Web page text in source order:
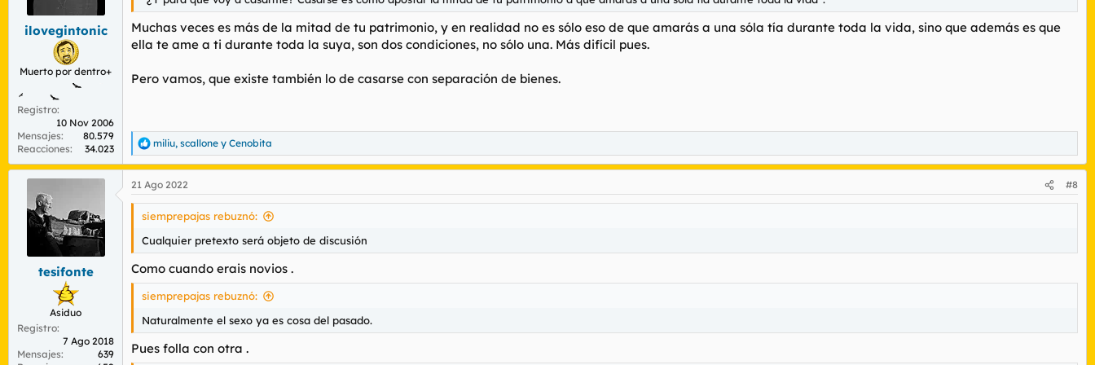
e
s
ilovegintonic
Muerto por dentro+
Registro
10 Nov 2006
Mensajes
80.579
Reacciones
34.023
Muchas veces es más de la mitad de tu patrimonio, y en realidad no es sólo eso de que amarás a una sóla tía durante toda la vida, sino que además es que
ella te ame a ti durante toda la suya, son dos condiciones, no sólo una. Más difícil pues.
Pero vamos, que existe también lo de casarse con separación de bienes.
R
e
c
c
n
e
s
miliu, scallone y Cenobita
tesifonte
Asiduo
Registro
7 Ago 2018
Mensajes
639
21 Ago 2022 #8
siemprepajas rebuznó:
Cualquier pretexto será objeto de discusión
Como cuando erais novios .
siemprepajas rebuznó:
Naturalmente el sexo ya es cosa del pasado.
Pues folla con otra .